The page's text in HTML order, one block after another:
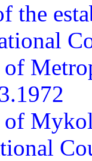
the
of
of